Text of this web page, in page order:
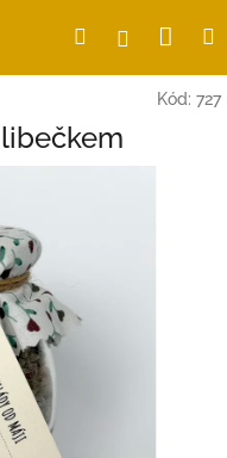
HledatPřihlášení
Kód: 727